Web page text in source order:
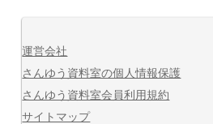
運営会社
さんゆう資料室の個人情報保護
さんゆう資料室会員利用規約
サイトマップ